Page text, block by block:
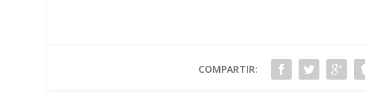
COMPARTIR: